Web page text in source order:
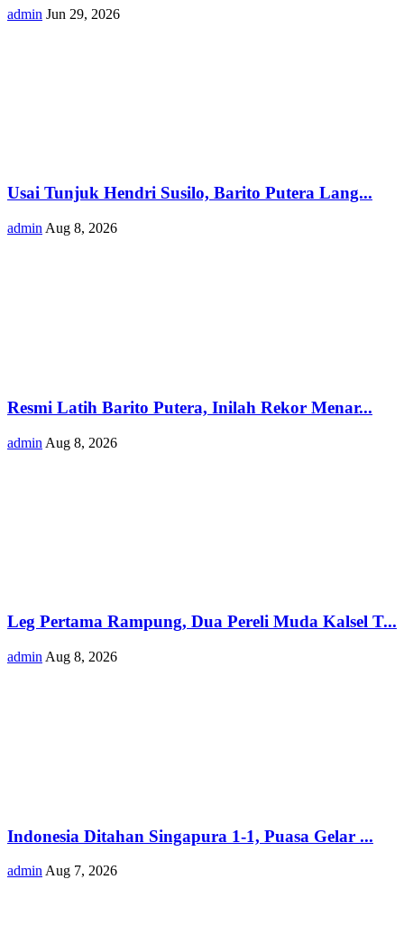
admin Jun 29, 2026
Usai Tunjuk Hendri Susilo, Barito Putera Lang...
admin Aug 8, 2026
Resmi Latih Barito Putera, Inilah Rekor Menar...
admin Aug 8, 2026
Leg Pertama Rampung, Dua Pereli Muda Kalsel T...
admin Aug 8, 2026
Indonesia Ditahan Singapura 1-1, Puasa Gelar ...
adminAug 7, 2026